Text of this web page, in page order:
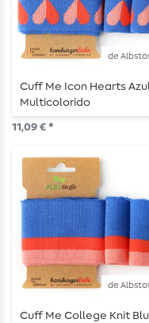
de
Cuff Me Icon Hearts
Multicolorido
11,09 € *
de
Cuff Me College Knit